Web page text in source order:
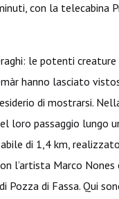
con la telecabina
le potenti
hanno lasciato
di mostrarsi.
loro passaggio lungo
di 1,4 km,
l’artista Marco
Pozza di Fassa. Qui